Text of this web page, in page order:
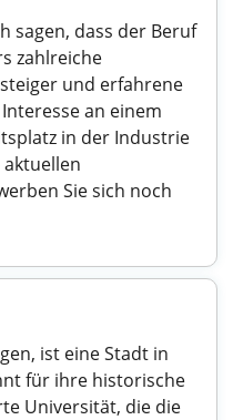
sagen, dass der Beruf
zahlreiche
und erfahrene
an einem
in der Industrie
aktuellen
Sie sich noch
ist eine Stadt in
für ihre historische
Universität, die die